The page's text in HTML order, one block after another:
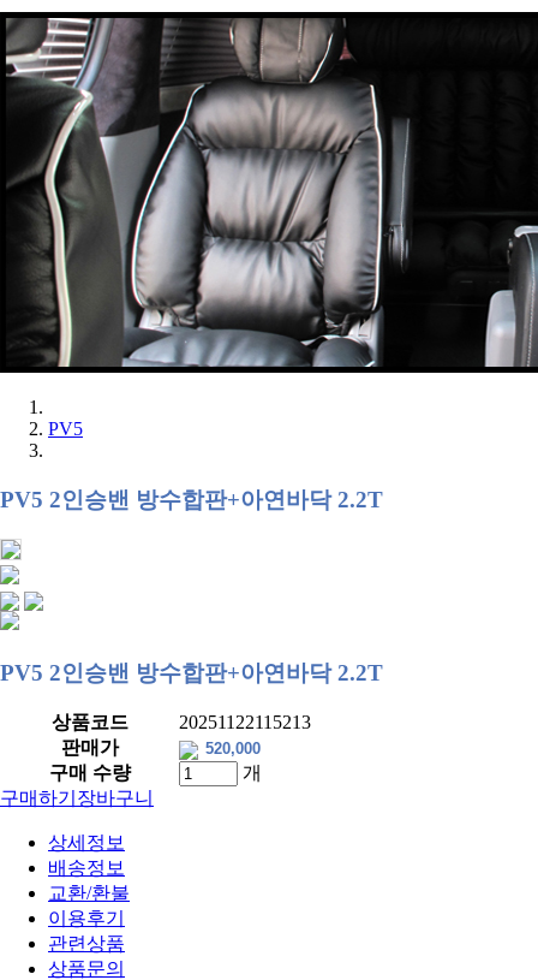
PV5
PV5 2인승밴 방수합판+아연바닥 2.2T
PV5 2인승밴 방수합판+아연바닥 2.2T
상품코드
20251122115213
판매가
구매 수량
개
구매하기 장바구니
상세정보
배송정보
교환/환불
이용후기
관련상품
상품문의